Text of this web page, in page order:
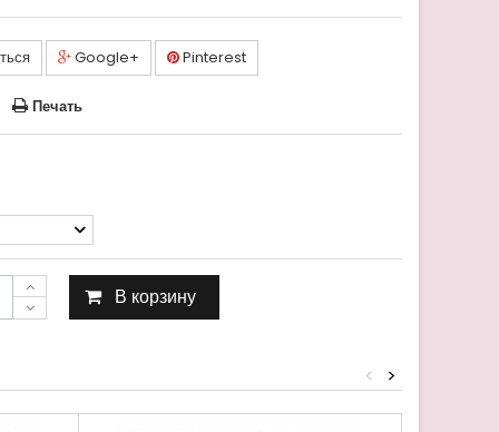
Google+ Pinterest
Печать
В корзину
>
<